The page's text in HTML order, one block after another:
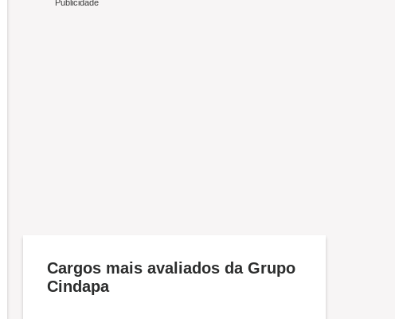
Cargos mais avaliados da Grupo
Cindapa